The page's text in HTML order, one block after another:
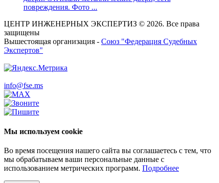
повреждения. Фото ...
ЦЕНТР ИНЖЕНЕРНЫХ ЭКСПЕРТИЗ © 2026. Все права
защищены
Вышестоящая организация - Союз "Федерация Судебных
Экспертов"
info@fse.ms
Мы используем cookie
Во время посещения нашего сайта вы соглашаетесь с тем, что
мы обрабатываем ваши персональные данные с
использованием метрических программ. Подробнее